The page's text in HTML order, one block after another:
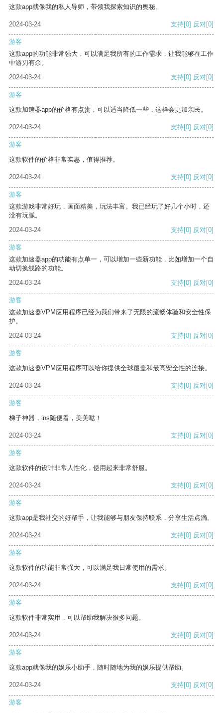
这款app就像我的私人导师，带领我探索知识的奥秘。
2024-03-24 支持[0] 反对[0]
游客
这款app的功能非常强大，可以满足我所有的工作需求，让我能够在工作
中游刃有余。
2024-03-24
支持[0] 反对[0]
游客
这款加速器app的价格有点贵，可以适当降低一些，这样会更加亲民。
2024-03-24 支持[0] 反对[0]
游客
这款软件的价格非常实惠，值得推荐。
2024-03-24 支持[0] 反对[0]
游客
这款游戏非常好玩，画面精美，玩法丰富。我已经玩了好几个小时，还
没有玩腻。
2024-03-24
支持[0] 反对[0]
游客
这款加速器app的功能有点单一，可以增加一些新功能，比如增加一个自
动切换线路的功能。
2024-03-24
支持[0] 反对[0]
游客
这款加速器VPM应用程序已经为我们带来了无限的流畅体验和安全性保
护。
2024-03-24
支持[0] 反对[0]
游客
这款加速器VPM应用程序可以给你提供全球覆盖和最高安全性的连接。
2024-03-24 支持[0] 反对[0]
游客
梯子神器，ins随便看，美美哒！
2024-03-24 支持[0] 反对[0]
游客
这款软件的设计非常人性化，使用起来非常舒服。
2024-03-24 支持[0] 反对[0]
游客
这款app是我社交的好帮手，让我能够与朋友保持联系，分享生活点滴。
2024-03-24 支持[0] 反对[0]
游客
这款软件的功能非常强大，可以满足我日常使用的需求。
2024-03-24 支持[0] 反对[0]
游客
这款软件非常实用，可以帮助我解决很多问题。
2024-03-24 支持[0] 反对[0]
游客
这款app就像我的娱乐小助手，随时随地为我的娱乐提供帮助。
2024-03-24 支持[0] 反对[0]
游客